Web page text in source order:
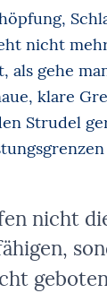
nicht
als gehe
klare
Strudel
nicht